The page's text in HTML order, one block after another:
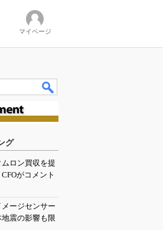
マイページ
グ
ロン買収を提
がコメント
ージセンサー
震の影響も限